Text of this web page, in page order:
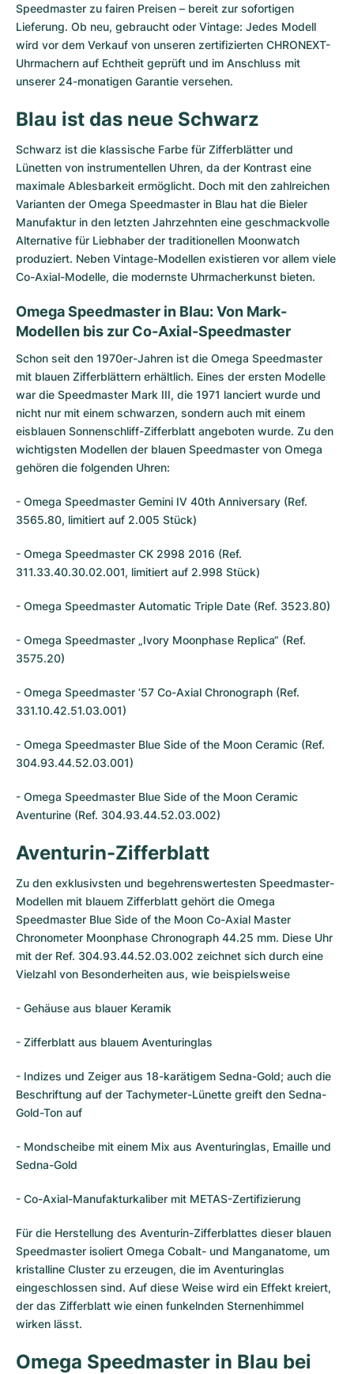
Speedmaster zu fairen Preisen – bereit zur sofortigen
Lieferung. Ob neu, gebraucht oder Vintage: Jedes Modell
wird vor dem Verkauf von unseren zertifizierten CHRONEXT-
Uhrmachern auf Echtheit geprüft und im Anschluss mit
unserer 24-monatigen Garantie versehen.
Blau ist das neue Schwarz
Schwarz ist die klassische Farbe für Zifferblätter und
Lünetten von instrumentellen Uhren, da der Kontrast eine
maximale Ablesbarkeit ermöglicht. Doch mit den zahlreichen
Varianten der Omega Speedmaster in Blau hat die Bieler
Manufaktur in den letzten Jahrzehnten eine geschmackvolle
Alternative für Liebhaber der traditionellen Moonwatch
produziert. Neben Vintage-Modellen existieren vor allem viele
Co-Axial-Modelle, die modernste Uhrmacherkunst bieten.
Omega Speedmaster in Blau: Von Mark-
Modellen bis zur Co-Axial-Speedmaster
Schon seit den 1970er-Jahren ist die Omega Speedmaster
mit blauen Zifferblättern erhältlich. Eines der ersten Modelle
war die Speedmaster Mark III, die 1971 lanciert wurde und
nicht nur mit einem schwarzen, sondern auch mit einem
eisblauen Sonnenschliff-Zifferblatt angeboten wurde. Zu den
wichtigsten Modellen der blauen Speedmaster von Omega
gehören die folgenden Uhren:
- Omega Speedmaster Gemini IV 40th Anniversary (Ref.
3565.80, limitiert auf 2.005 Stück)
- Omega Speedmaster CK 2998 2016 (Ref.
311.33.40.30.02.001, limitiert auf 2.998 Stück)
- Omega Speedmaster Automatic Triple Date (Ref. 3523.80)
- Omega Speedmaster „Ivory Moonphase Replica“ (Ref.
3575.20)
- Omega Speedmaster ’57 Co-Axial Chronograph (Ref.
331.10.42.51.03.001)
- Omega Speedmaster Blue Side of the Moon Ceramic (Ref.
304.93.44.52.03.001)
- Omega Speedmaster Blue Side of the Moon Ceramic
Aventurine (Ref. 304.93.44.52.03.002)
Aventurin-Zifferblatt
Zu den exklusivsten und begehrenswertesten Speedmaster-
Modellen mit blauem Zifferblatt gehört die Omega
Speedmaster Blue Side of the Moon Co-Axial Master
Chronometer Moonphase Chronograph 44.25 mm. Diese Uhr
mit der Ref. 304.93.44.52.03.002 zeichnet sich durch eine
Vielzahl von Besonderheiten aus, wie beispielsweise
- Gehäuse aus blauer Keramik
- Zifferblatt aus blauem Aventuringlas
- Indizes und Zeiger aus 18-karätigem Sedna-Gold; auch die
Beschriftung auf der Tachymeter-Lünette greift den Sedna-
Gold-Ton auf
- Mondscheibe mit einem Mix aus Aventuringlas, Emaille und
Sedna-Gold
- Co-Axial-Manufakturkaliber mit METAS-Zertifizierung
Für die Herstellung des Aventurin-Zifferblattes dieser blauen
Speedmaster isoliert Omega Cobalt- und Manganatome, um
kristalline Cluster zu erzeugen, die im Aventuringlas
eingeschlossen sind. Auf diese Weise wird ein Effekt kreiert,
der das Zifferblatt wie einen funkelnden Sternenhimmel
wirken lässt.
Omega Speedmaster in Blau bei